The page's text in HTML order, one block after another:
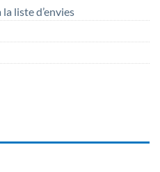
liste d’envies